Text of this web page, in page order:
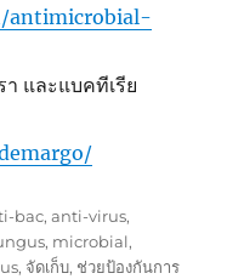
antimicrobial-
และแบคทีเรีย
bac,anti-virus,
, microbial,
, จัดเก็บ, ช่วยป้องกันการ